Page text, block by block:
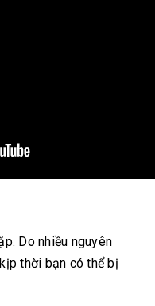
Do nhiều nguyên
thời bạn có thể bị